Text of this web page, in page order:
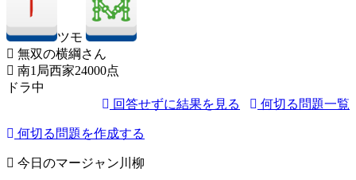
ツモ
無双の横綱さん
南1局西家24000点
ドラ中
回答せずに結果を見る
何切る問題一覧
何切る問題を作成する
今日のマージャン川柳